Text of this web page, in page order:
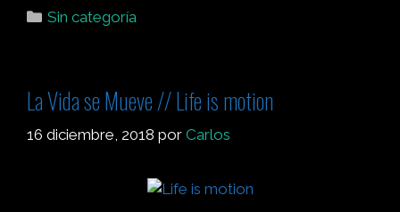
Sin categoría
La Vida se Mueve // Life is motion
16 diciembre, 2018 por Carlos